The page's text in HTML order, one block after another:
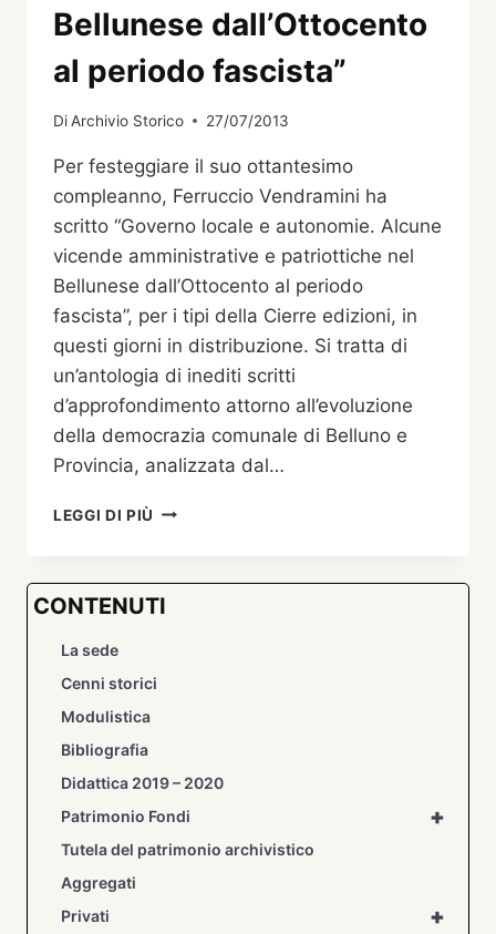
COMUNE
DI
BELLUNO.
Bellunese dall’Ottocento
al periodo fascista”
DiArchivio Storico 27/07/2013
Per festeggiare il suo ottantesimo
compleanno, Ferruccio Vendramini ha
scritto “Governo locale e autonomie. Alcune
vicende amministrative e patriottiche nel
Bellunese dall’Ottocento al periodo
fascista”, per i tipi della Cierre edizioni, in
questi giorni in distribuzione. Si tratta di
un’antologia di inediti scritti
d’approfondimento attorno all’evoluzione
della democrazia comunale di Belluno e
Provincia, analizzata dal…
LEGGI DI PIÙ GOVERNO
AUTONOMIE.
ALCUNE
PATRIOTTICHE
AL
PERIODO
CONTENUTI
La sede
Cenni storici
Modulistica
Bibliografia
Didattica 2019 – 2020
+
Patrimonio Fondi
Tutela del patrimonio archivistico
Aggregati
+
Privati